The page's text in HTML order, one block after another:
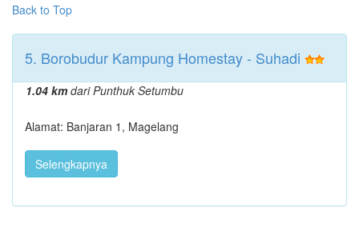
Back to Top
5. Borobudur Kampung Homestay - Suhadi
1.04 kmdari Punthuk Setumbu
Alamat: Banjaran 1, Magelang
Selengkapnya